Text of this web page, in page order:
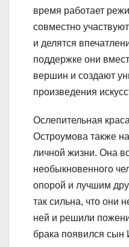
время работает
совместно
и делятся
поддержке они
вершин и создают
произведения
Ослепительная
Остроумова также
личной жизни. Она
необыкновенного
опорой и лучшим
так сильна, что они
ней и решили
брака появился сын